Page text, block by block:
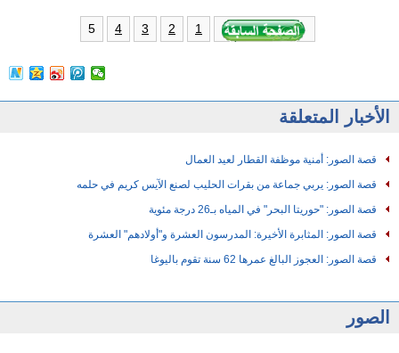
1
2
3
4
5
الأخبار المتعلقة
قصة الصور: أمنية موظفة القطار لعيد العمال
قصة الصور: يربي جماعة من بقرات الحليب لصنع الآيس كريم في حلمه
قصة الصور: "حوريتا البحر" في المياه بـ26 درجة مئوية
قصة الصور: المثابرة الأخيرة: المدرسون العشرة و"أولادهم" العشرة
قصة الصور: العجوز البالغ عمرها 62 سنة تقوم باليوغا
الصور